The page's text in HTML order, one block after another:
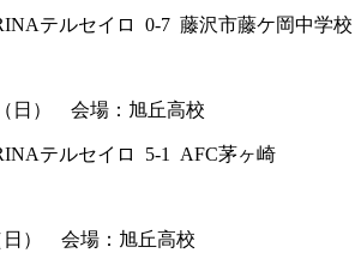
テルセイロ 0-7 藤沢市藤ケ岡中学校
日） 会場：旭丘高校
テルセイロ 5-1 AFC茅ヶ崎
日） 会場：旭丘高校